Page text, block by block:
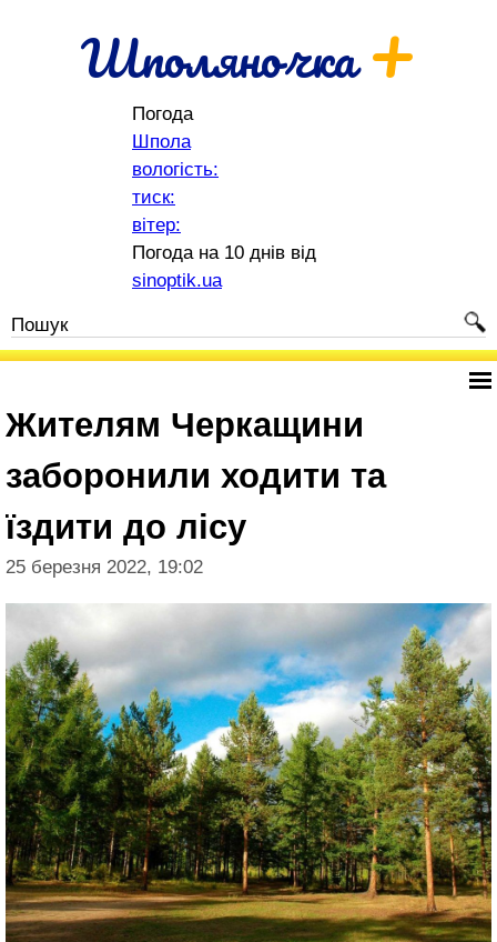
Шполяночка+
Погода
Шпола
вологість:
тиск:
вітер:
Погода на 10 днів від
sinoptik.ua
Жителям Черкащини
заборонили ходити та
їздити до лісу
25 березня 2022, 19:02